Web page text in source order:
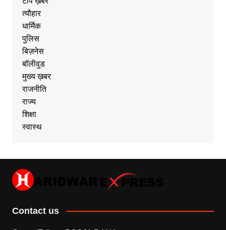
त्यौहार
धार्मिक
पुलिस
बिज़नेस
बॉलीवुड
मुख्य ख़बर
राजनीति
राज्य
शिक्षा
स्वास्थ
Contact us